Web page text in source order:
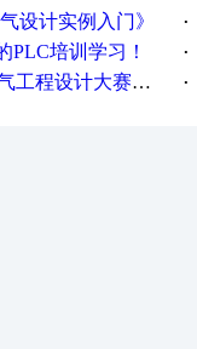
设计实例入门》 ·
PLC培训学习！
·
计大赛报名啦！！！
·